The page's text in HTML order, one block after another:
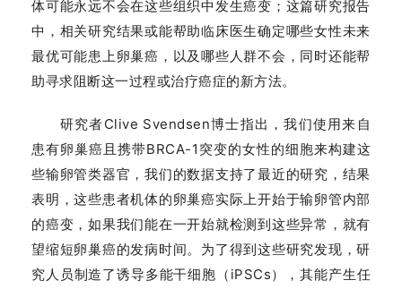
体可能永远不会在这些组织中发生癌变；这篇研究报告
中，相关研究结果或能帮助临床医生确定哪些女性未来
最优可能患上卵巢癌，以及哪些人群不会，同时还能帮
助寻求阻断这一过程或治疗癌症的新方法。
研究者Clive Svendsen博士指出，我们使用来自
患有卵巢癌且携带BRCA-1突变的女性的细胞来构建这
些输卵管类器官，我们的数据支持了最近的研究，结果
表明，这些患者机体的卵巢癌实际上开始于输卵管内部
的癌变，如果我们能在一开始就检测到这些异常，就有
望缩短卵巢癌的发病时间。为了得到这些研究发现，研
究人员制造了诱导多能干细胞（iPSCs），其能产生任